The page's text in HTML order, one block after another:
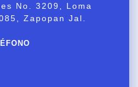
No. 3209, Loma
Zapopan Jal.